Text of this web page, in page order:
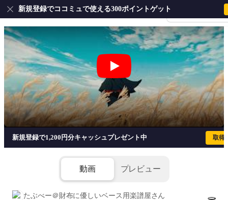
会員登録・ログイ
新規登録でココミュで使える300ポイントゲット
千鳥 (4弦ver) - ヨルシカ
新規登録で1,200円分キャッシュプレゼント中 取得
動画 プレビュー
たぶべー＠財布に優しいベース用楽譜屋さん